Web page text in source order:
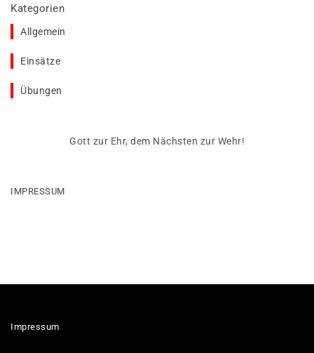
Kategorien
Allgemein
Einsätze
Übungen
Gott zur Ehr, dem Nächsten zur Wehr!
IMPRESSUM
Impressum